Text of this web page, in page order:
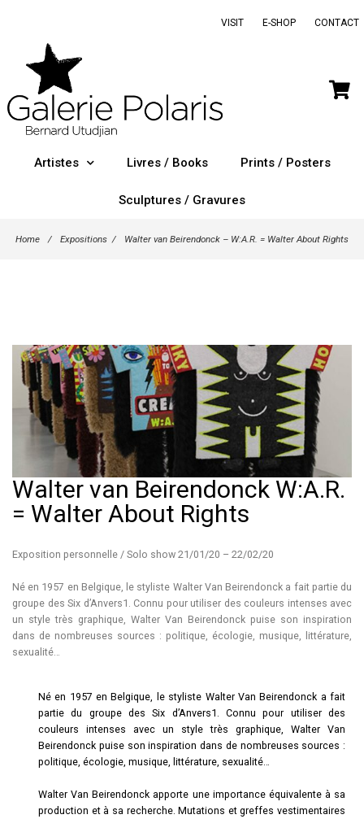
VISIT E-SHOP CONTACT
Artistes Livres / Books Prints / Posters
Sculptures / Gravures
Home / Expositions / Walter van Beirendonck – W:A.R. = Walter About Rights
Walter van Beirendonck W:A.R.
= Walter About Rights
Exposition personnelle / Solo show 21/01/20 – 22/02/20
Né en 1957 en Belgique, le styliste Walter Van Beirendonck a fait partie du
groupe des Six d’Anvers1. Connu pour utiliser des couleurs intenses avec
un style très graphique, Walter Van Beirendonck puise son inspiration
dans de nombreuses sources : politique, écologie, musique, littérature,
sexualité…
Né en 1957 en Belgique, le styliste Walter Van Beirendonck a fait
partie du groupe des Six d’Anvers1. Connu pour utiliser des
couleurs intenses avec un style très graphique, Walter Van
Beirendonck puise son inspiration dans de nombreuses sources :
politique, écologie, musique, littérature, sexualité…
Walter Van Beirendonck apporte une importance équivalente à sa
production et à sa recherche. Mutations et greffes vestimentaires